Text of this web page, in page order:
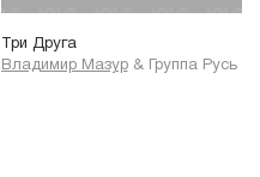
Три Друга
Владимир Мазур & Группа Русь